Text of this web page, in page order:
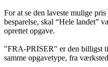
For at se den laveste mulige
besparelse, skal “Hele landet”
oprettet opgave.
"FRA-PRISER" er den billigst
samme opgavetype, fra